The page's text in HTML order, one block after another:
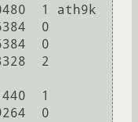
1 ath9k
0
0
2
1
0